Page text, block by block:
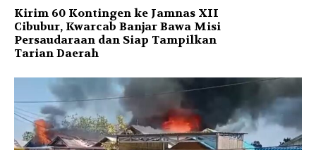
Kirim 60 Kontingen ke Jamnas XII
Cibubur, Kwarcab Banjar Bawa Misi
Persaudaraan dan Siap Tampilkan
Tarian Daerah